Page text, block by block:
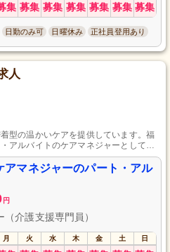
集 募集 募集 募集 募集 募集 募集
日勤のみ可 日曜休み 正社員登用あり
人
型の温かいケアを提供しています。福
アルバイトのケアマネジャーとして一
迎です。私たちと共に、利用者様の笑
りましょう。ご応募を心よりお待ちし
マネジャーのパート・アル
円
介護支援専門員）
月 火 水 木 金 土 日